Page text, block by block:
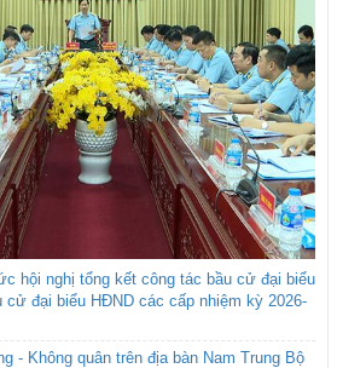
hội nghị tổng kết công tác bầu cử đại biểu
cử đại biểu HĐND các cấp nhiệm kỳ 2026-
- Không quân trên địa bàn Nam Trung Bộ